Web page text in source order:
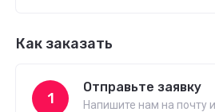
Как заказать
1
Отправьте заявку
Напишите нам на почту